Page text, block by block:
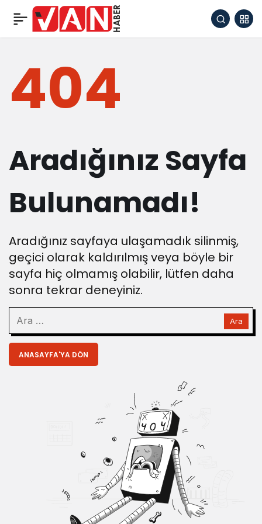
404
Aradığınız Sayfa
Bulunamadı!
Aradığınız sayfaya ulaşamadık silinmiş,
geçici olarak kaldırılmış veya böyle bir
sayfa hiç olmamış olabilir, lütfen daha
sonra tekrar deneyiniz.
ANASAYFA'YA DÖN